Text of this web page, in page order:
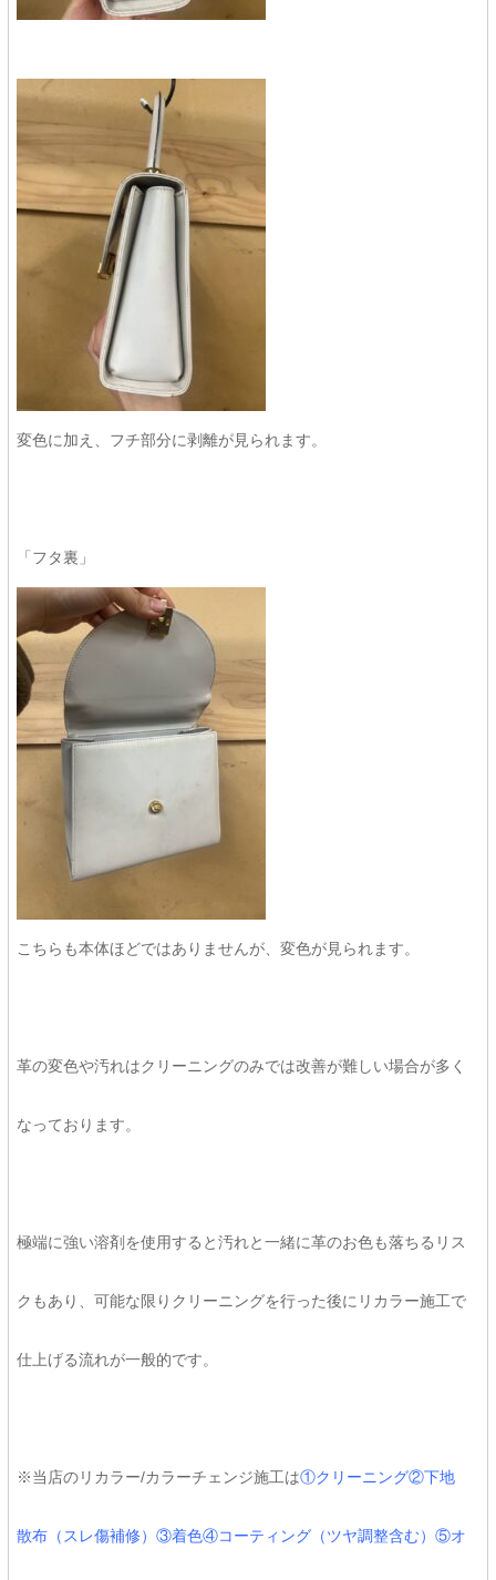
変色に加え、フチ部分に剥離が見られます。
「フタ裏」
こちらも本体ほどではありませんが、変色が見られます。
革の変色や汚れはクリーニングのみでは改善が難しい場合が多く
なっております。
極端に強い溶剤を使用すると汚れと一緒に革のお色も落ちるリス
クもあり、可能な限りクリーニングを行った後にリカラー施工で
仕上げる流れが一般的です。
※当店のリカラー/カラーチェンジ施工は①クリーニング②下地
散布（スレ傷補修）③着色④コーティング（ツヤ調整含む）⑤オ